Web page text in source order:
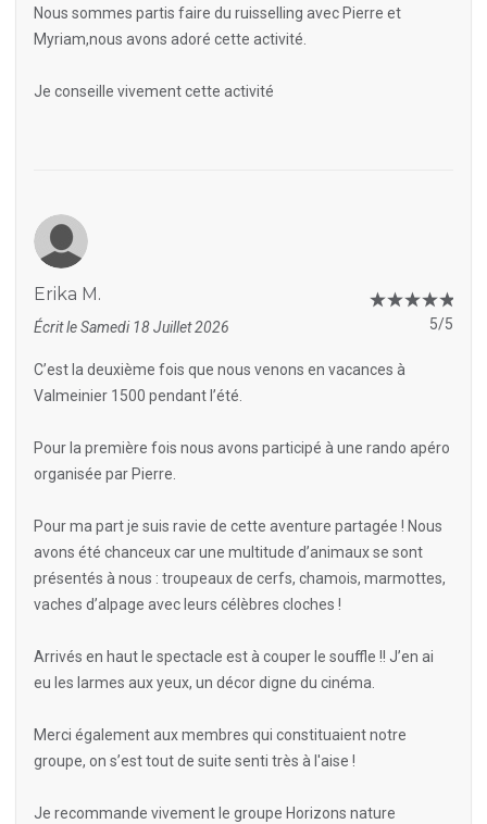
Nous sommes partis faire du ruisselling avec Pierre et
Myriam,nous avons adoré cette activité.
Je conseille vivement cette activité
Erika M.
Écrit le Samedi 18 Juillet 2026 5/5
C’est la deuxième fois que nous venons en vacances à
Valmeinier 1500 pendant l’été.
Pour la première fois nous avons participé à une rando apéro
organisée par Pierre.
Pour ma part je suis ravie de cette aventure partagée ! Nous
avons été chanceux car une multitude d’animaux se sont
présentés à nous : troupeaux de cerfs, chamois, marmottes,
vaches d’alpage avec leurs célèbres cloches !
Arrivés en haut le spectacle est à couper le souffle !! J’en ai
eu les larmes aux yeux, un décor digne du cinéma.
Merci également aux membres qui constituaient notre
groupe, on s’est tout de suite senti très à l'aise !
Je recommande vivement le groupe Horizons nature